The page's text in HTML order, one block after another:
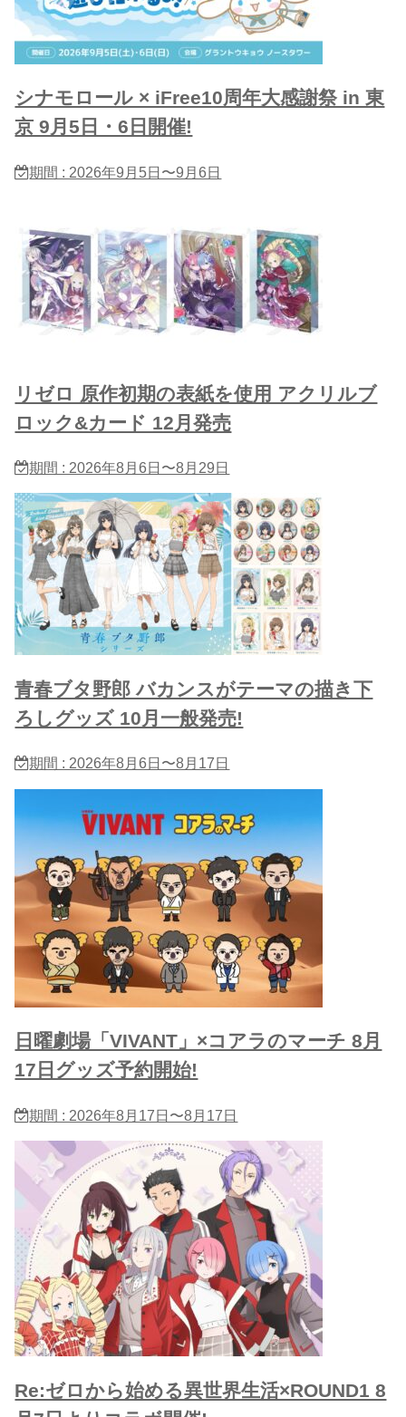
シナモロール × iFree10周年大感謝祭 in 東
京 9月5日・6日開催!
期間 : 2026年9月5日〜9月6日
リゼロ 原作初期の表紙を使用 アクリルブ
ロック&カード 12月発売
期間 : 2026年8月6日〜8月29日
青春ブタ野郎 バカンスがテーマの描き下
ろしグッズ 10月一般発売!
期間 : 2026年8月6日〜8月17日
日曜劇場「VIVANT」×コアラのマーチ 8月
17日グッズ予約開始!
期間 : 2026年8月17日〜8月17日
Re:ゼロから始める異世界生活×ROUND1 8